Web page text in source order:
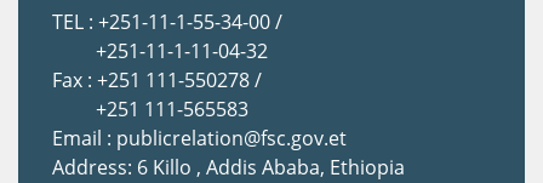
TEL : +251-11-1-55-34-00 /
+251-11-1-11-04-32
Fax : +251 111-550278 /
+251 111-565583
Email : publicrelation@fsc.gov.et
Address: 6 Killo , Addis Ababa, Ethiopia